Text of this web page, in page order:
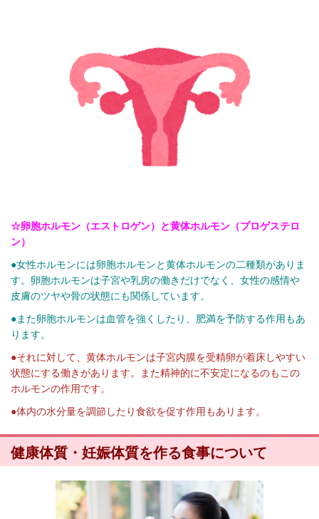
☆卵胞ホルモン（エストロゲン）と黄体ホルモン（プロゲステロ
ン）
●女性ホルモンには卵胞ホルモンと黄体ホルモンの二種類がありま
す。卵胞ホルモンは子宮や乳房の働きだけでなく、女性の感情や
皮膚のツヤや骨の状態にも関係しています。
●また卵胞ホルモンは血管を強くしたり、肥満を予防する作用もあ
ります。
●それに対して、黄体ホルモンは子宮内膜を受精卵が着床しやすい
状態にする働きがあります。また精神的に不安定になるのもこの
ホルモンの作用です。
●体内の水分量を調節したり食欲を促す作用もあります。
健康体質・妊娠体質を作る食事について